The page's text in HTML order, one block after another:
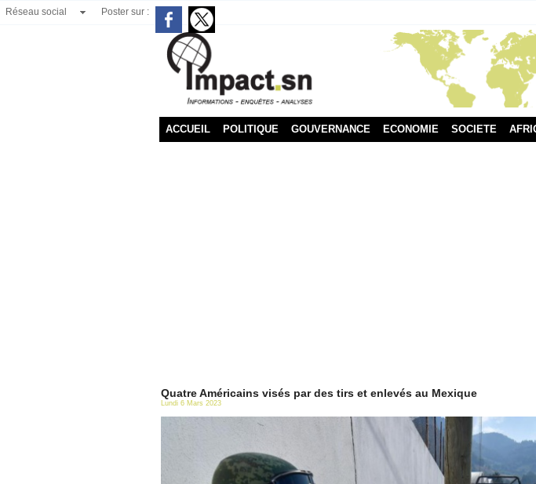
Réseau social Poster sur :
ACCUEIL POLITIQUE GOUVERNANCE ECONOMIE SOCIETE
Quatre Américains visés par des tirs et enlevés au Mexique
Lundi 6 Mars 2023